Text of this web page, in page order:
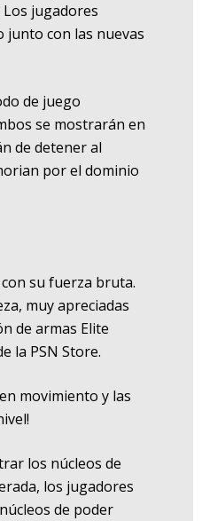
Los jugadores
junto con las nuevas
de juego
se mostrarán en
de detener al
por el dominio
su fuerza bruta.
muy apreciadas
de armas Elite
la PSN Store.
movimiento y las
los núcleos de
los jugadores
de poder